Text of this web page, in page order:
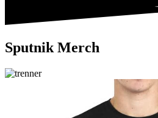
Sputnik Merch